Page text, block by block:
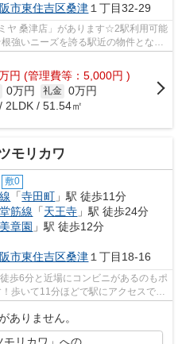
市東住吉区桑津 １丁目32-29
ヤ 桑津店」があります☆2駅利用可能
強いニーズを誇る駅近の物件とな
円 (管理費等：5,000円 )
0万円 礼金 0万円
2LDK / 51.54㎡
モリカワ
敷0
「寺田町 」駅 徒歩11分
筋線 「天王寺 」駅 徒歩24分
美章園 」駅 徒歩12分
市東住吉区桑津１丁目18-16
歩6分と近場にコンビニがあるのもポ
歩いて11分ほどで駅にアクセスでき
ありません。